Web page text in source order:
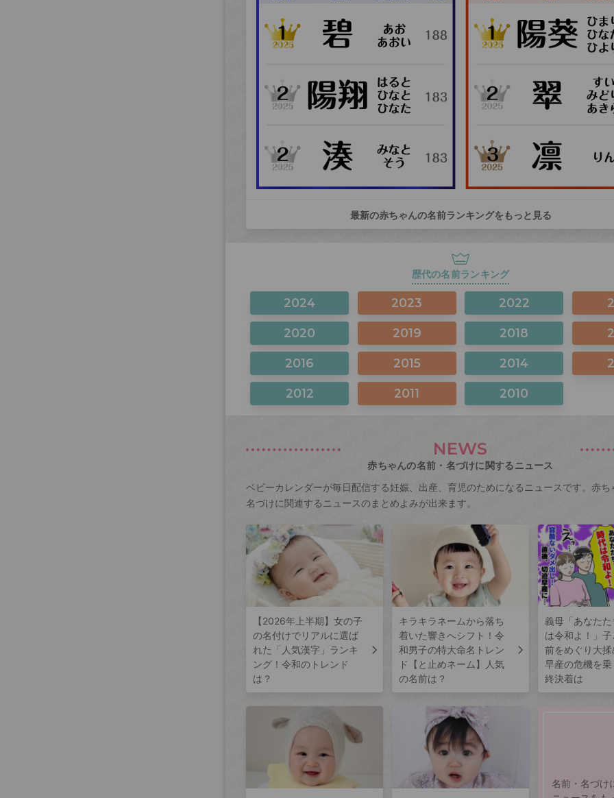
最新の赤ちゃんの名前ランキングをもっと見る
歴代の名前ランキング
2024 2023 2022
2020 2019 2018
2016 2015 2014
2012 2011 2010
NEWS
赤ちゃんの名前・名づけに関するニュース
ベビーカレンダーが毎日配信する妊娠、出産、育児のためになるニュースです。赤ち
名づけに関連するニュースのまとめよみが出来ます。
【2026年上半期】女の子
の名付けでリアルに選ば
れた「人気漢字」ランキ
ング！令和のトレンド
は？
キラキラネームから落ち
着いた響きへシフト！令
和男子の特大命名トレン
ド【と止めネーム】人気
の名前は？
義母「あなた
は令和よ！」
前をめぐり大
早産の危機を
終決着は
名前・名づけ